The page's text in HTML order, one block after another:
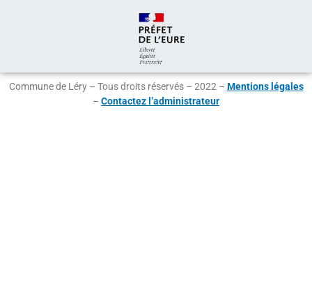
Commune de Léry – Tous droits réservés – 2022 – Mentions légales
– Contactez l’administrateur